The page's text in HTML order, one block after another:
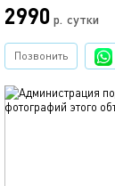
2990 р. сутки
Позвонить